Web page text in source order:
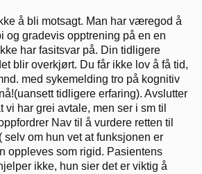
å bli motsagt. Man har væregod å
og gradevis opptrening på en en
har fasitsvar på. Din tidligere
blir overkjørt. Du får ikke lov å få tid,
med sykemelding tro på kognitiv
tidligere erfaring). Avslutter
vi har grei avtale, men ser i sm til
Nav til å vurdere retten til
selv om hun vet at funksjonen er
oppleves som rigid. Pasientens
ikke, hun sier det er viktig å